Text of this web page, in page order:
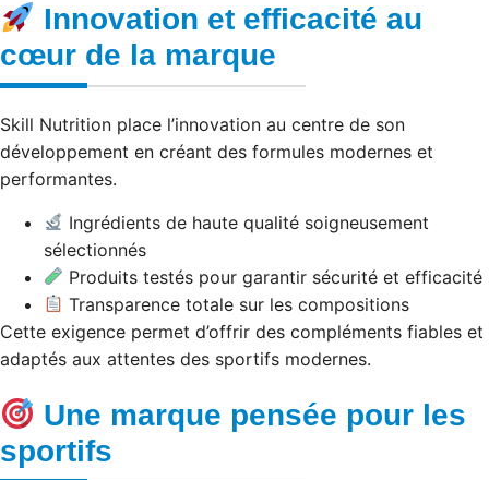
Innovation et efficacité au
cœur de la marque
Skill Nutrition place l’innovation au centre de son
développement en créant des formules modernes et
performantes.
Ingrédients de haute qualité soigneusement
sélectionnés
Produits testés pour garantir sécurité et efficacité
Transparence totale sur les compositions
Cette exigence permet d’offrir des compléments fiables et
adaptés aux attentes des sportifs modernes.
Une marque pensée pour les
sportifs